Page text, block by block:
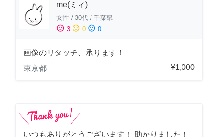
me(ミィ)
女性 / 30代 / 千葉県
sentiment_satisfied 3 sentiment_neutral 0 sentiment_dissatisfied 0
画像のリタッチ、承ります！
東京都
¥1,000
いつもありがとうございます！ 助かりました！